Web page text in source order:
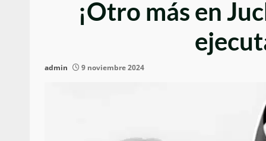
¡Otro más en
admin 9 noviembre 2024